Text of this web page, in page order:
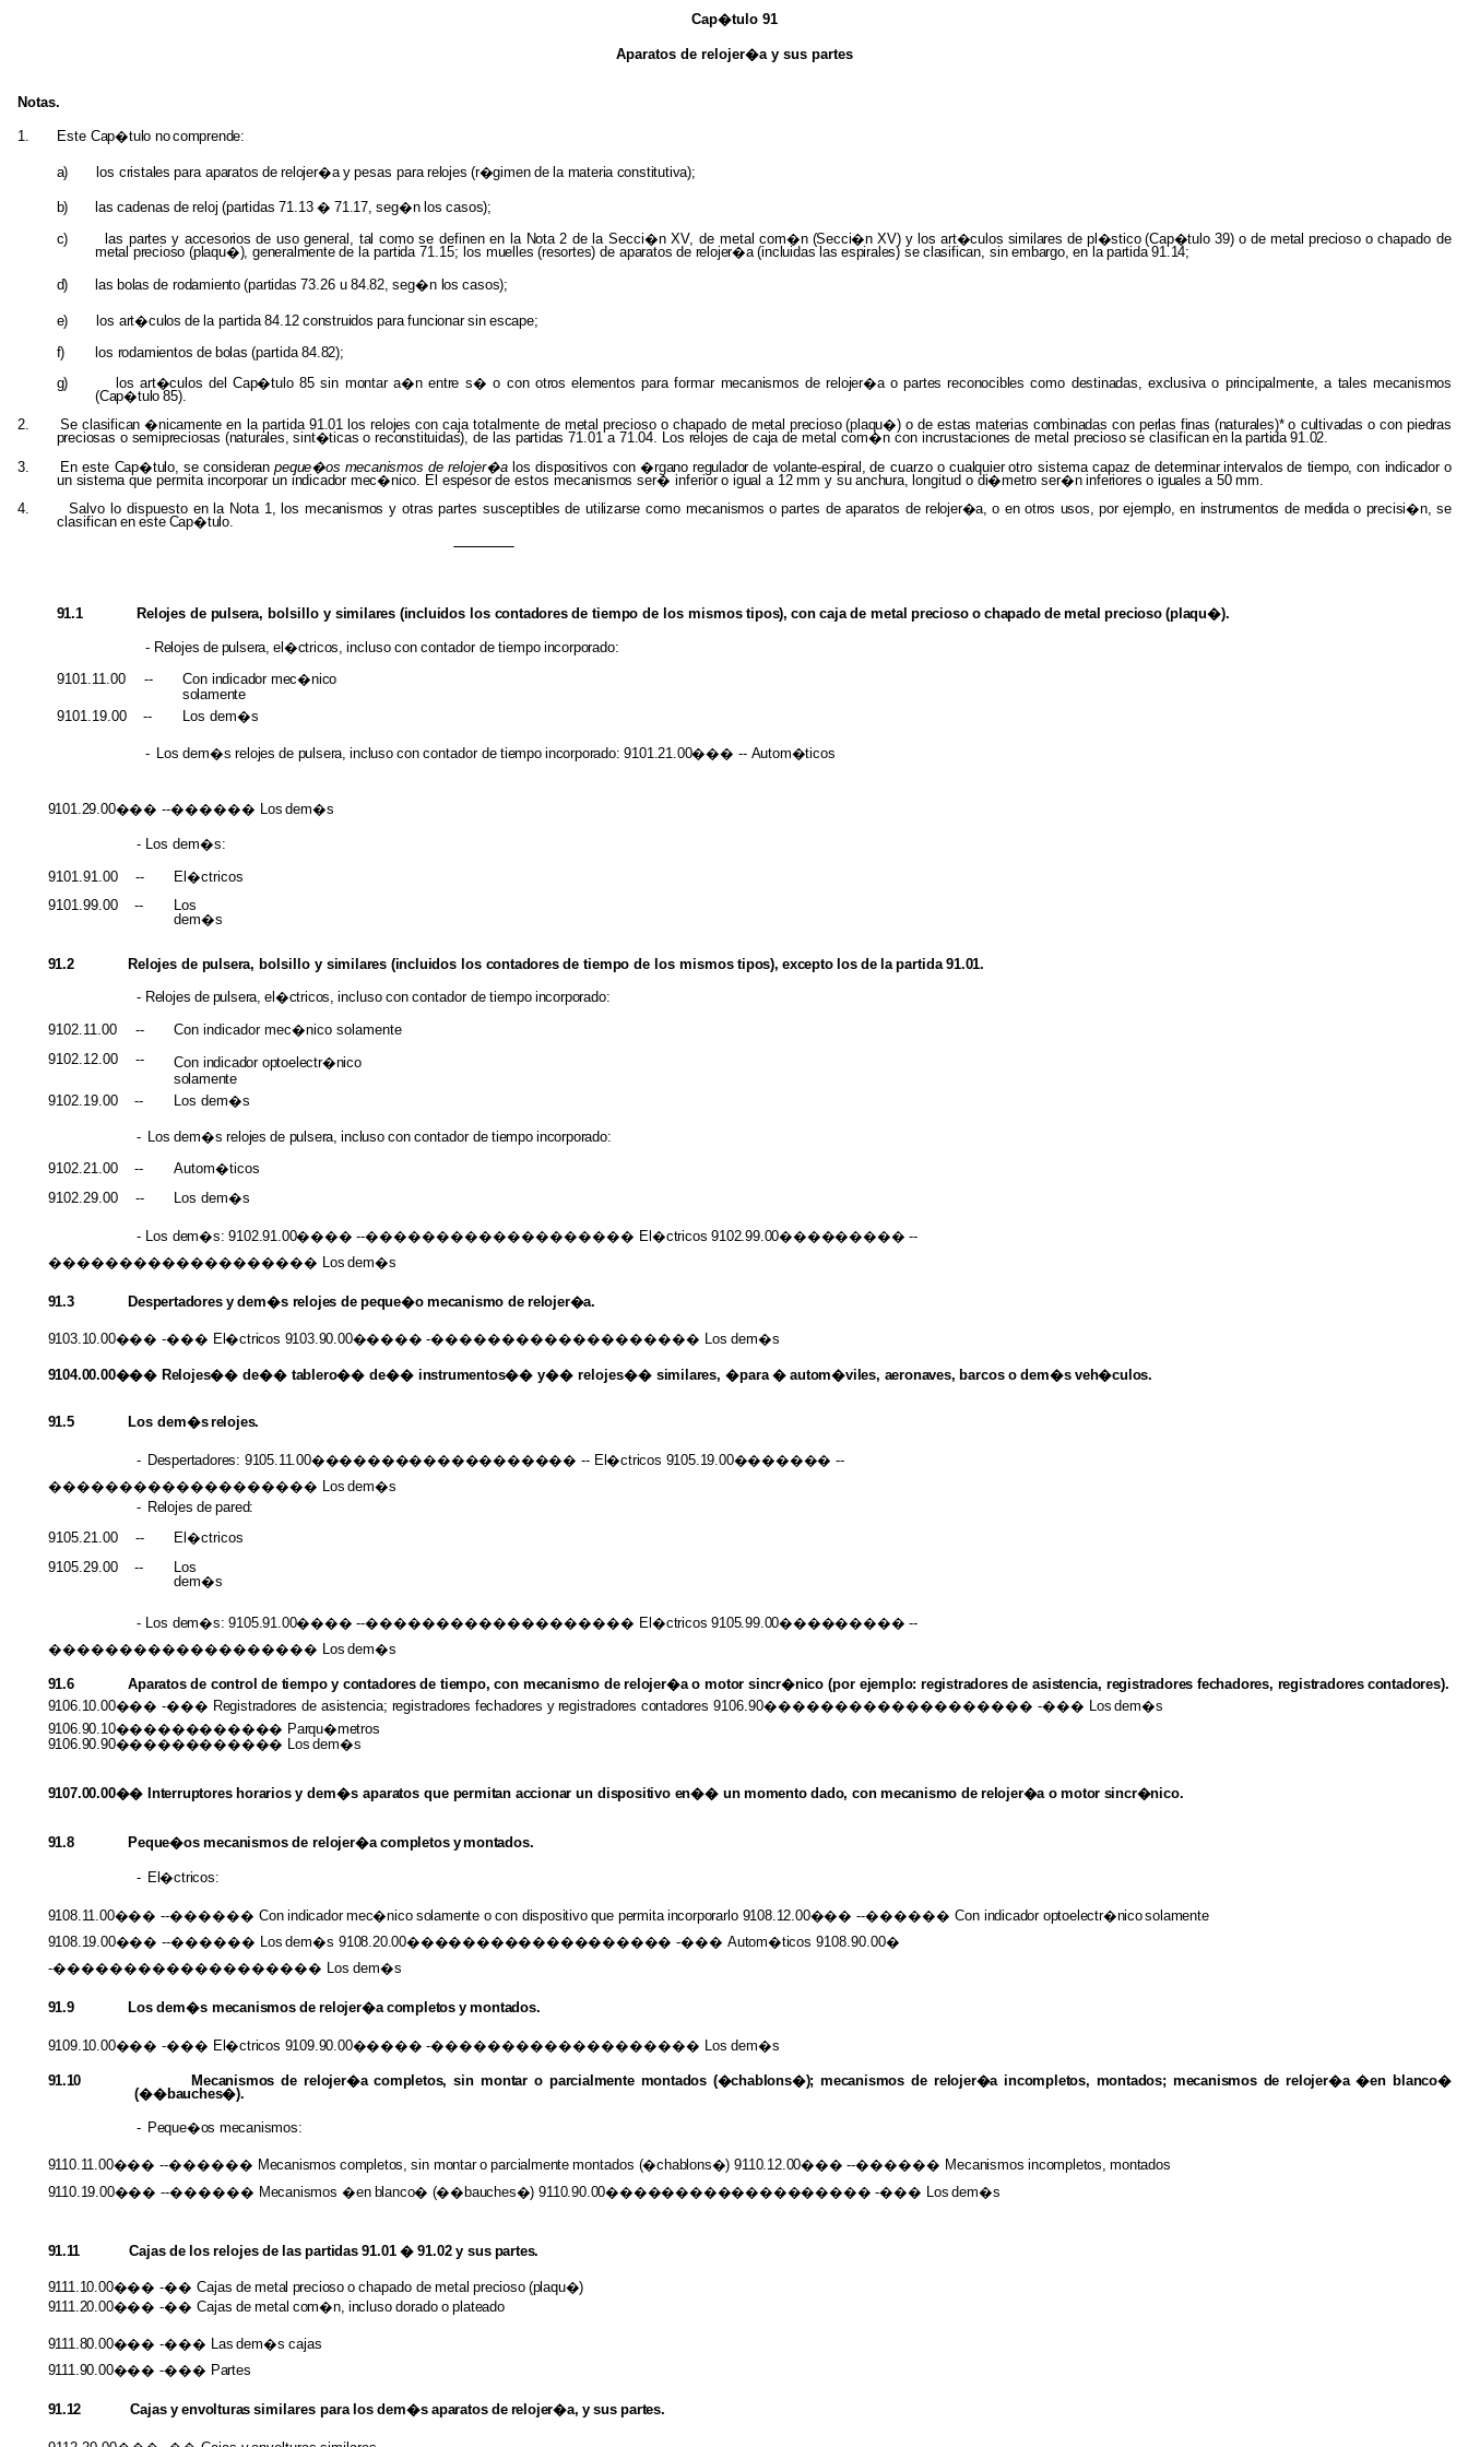
Cap�tulo 91
Aparatos de relojer�a y sus partes
Notas.
1. Este Cap�tulo nocomprende:
a) los cristales para aparatos de relojer�a y pesas para relojes (r�gimen de la materia constitutiva);
b) las cadenas de reloj (partidas 71.13 � 71.17, seg�n los casos);
c) laspartesy accesoriosde uso general, tal como se definen en la Nota 2 de la Secci�n XV, de metal com�n (Secci�n XV) y los art�culos similares de pl�stico (Cap�tulo 39) o de metal precioso o chapado de
metal precioso (plaqu�), generalmentede lapartida 71.15; los muelles (resortes)deaparatos de relojer�a (incluidas las espirales) se clasifican, sin embargo, en la partida 91.14;
d) las bolas de rodamiento (partidas 73.26 u 84.82, seg�n los casos);
e) los art�culos de la partida 84.12 construidos para funcionar sin escape;
f) los rodamientos de bolas (partida 84.82);
g)
losart�culos delCap�tulo 85 sin montar a�nentre s� o con otros elementos para formar mecanismos derelojer�a opartes reconociblescomo destinadas, exclusivao principalmente,a tales mecanismos
(Cap�tulo 85).
2.
Seclasifican �nicamenteen la partida91.01 losrelojes con caja totalmente de metal precioso o chapado de metal precioso (plaqu�) o deestas materias combinadas con perlas finas (naturales)*o cultivadas o conpiedras
preciosas o semipreciosas (naturales, sint�ticasoreconstituidas), de las partidas 71.01 a 71.04. Los relojes de caja de metal com�n con incrustaciones de metal preciosose clasifican en la partida 91.02.
3.
En este Cap�tulo, seconsideranpeque�os mecanismos de relojer�a losdispositivos con�rgano reguladorde volante-espiral,de cuarzo ocualquierotro sistema capaz dedeterminar intervalosde tiempo,con indicador o
un sistema que permita incorporar un indicador mec�nico. El espesorde estosmecanismos ser� inferior o igual a 12 mm y su anchura, longitud o di�metro ser�n inferiores o iguales a 50 mm.
4.
Salvo lo dispuesto en la Nota 1, losmecanismos y otras partessusceptiblesdeutilizarse como mecanismos o partes de aparatos de relojer�a, o en otros usos, por ejemplo, en instrumentos de medidao precisi�n, se
clasifican en este Cap�tulo.
91.1 Relojes de pulsera, bolsillo y similares (incluidos los contadoresdetiempode los mismos tipos), con caja de metal precioso o chapado de metal precioso (plaqu�).
- Relojes de pulsera, el�ctricos, incluso con contador de tiempo incorporado:
9101.11.00 -- Con indicador mec�nico
solamente
9101.19.00
-- Los dem�s
- Los dem�s relojes de pulsera, incluso con contador de tiempo incorporado: 9101.21.00��� -- Autom�ticos
9101.29.00��� --������ Los dem�s
- Los dem�s:
9101.91.00 --
El�ctricos
9101.99.00
--
Los
dem�s
91.2 Relojes de pulsera, bolsillo y similares (incluidos los contadoresdetiempode los mismos tipos), excepto los de la partida 91.01.
- Relojes de pulsera, el�ctricos, incluso con contador de tiempo incorporado:
9102.11.00 --
Con indicador mec�nico solamente
9102.12.00
-- Con indicador optoelectr�nico
solamente
9102.19.00
-- Los dem�s
- Los dem�s relojes de pulsera, incluso con contador de tiempo incorporado:
9102.21.00 --
Autom�ticos
9102.29.00
-- Los dem�s
- Los dem�s: 9102.91.00����--������������������� El�ctricos 9102.99.00���������--
������������������� Los dem�s
91.3 Despertadores y dem�s relojes de peque�o mecanismo de relojer�a.
9103.10.00��� -��� El�ctricos 9103.90.00�����-������������������� Los dem�s
9104.00.00��� Relojes�� de�� tablero�� de�� instrumentos�� y�� relojes�� similares, �para�autom�viles, aeronaves, barcos o dem�s veh�culos.
91.5 Los dem�srelojes.
- Despertadores: 9105.11.00������������������� -- El�ctricos 9105.19.00������� --
������������������� Los dem�s
- Relojesde pared:
9105.21.00 --
El�ctricos
9105.29.00
--
Los
dem�s
- Los dem�s: 9105.91.00����--������������������� El�ctricos 9105.99.00���������--
������������������� Los dem�s
91.6 Aparatos de control de tiempoy contadores de tiempo, con mecanismo de relojer�aomotor sincr�nico (por ejemplo: registradoresdeasistencia, registradores fechadores, registradores contadores).
9106.10.00��� -��� Registradores de asistencia; registradores fechadores y registradores contadores 9106.90������������������� -��� Los dem�s
9106.90.10������������ Parqu�metros
9106.90.90������������ Los dem�s
9107.00.00�� Interruptores horariosy dem�saparatos que permitan accionar un dispositivo en�� un momento dado, con mecanismo de relojer�a o motor sincr�nico.
91.8 Peque�os mecanismosderelojer�a completosymontados.
- El�ctricos:
9108.11.00��� --������ Con indicador mec�nico solamente o con dispositivo que permita incorporarlo 9108.12.00��� --������ Con indicador optoelectr�nicosolamente
9108.19.00��� --������ Los dem�s9108.20.00�������������������-���Autom�ticos 9108.90.00�
-������������������� Los dem�s
91.9 Los dem�s mecanismos de relojer�a completos y montados.
9109.10.00��� -��� El�ctricos 9109.90.00�����-������������������� Los dem�s
91.10 Mecanismosderelojer�a completos,sinmontar oparcialmente montados (�chablons�); mecanismos derelojer�a incompletos, montados; mecanismos de relojer�a�en blanco�
(��bauches�).
- Peque�os mecanismos:
9110.11.00��� --������ Mecanismos completos, sin montar o parcialmente montados (�chablons�) 9110.12.00���--������ Mecanismos incompletos, montados
9110.19.00��� --������ Mecanismos �en blanco� (��bauches�) 9110.90.00�������������������-��� Los dem�s
91.11 Cajas de los relojes de las partidas 91.01 � 91.02 y sus partes.
9111.10.00��� -�� Cajas de metal precioso o chapado de metal precioso (plaqu�)
9111.20.00��� -�� Cajas de metal com�n, incluso dorado o plateado
9111.80.00��� -��� Las dem�s cajas
9111.90.00��� -��� Partes
91.12 Cajas y envolturas similares para los dem�s aparatos de relojer�a, y sus partes.